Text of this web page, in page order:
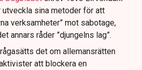
utveckla sina metoder för att
verksamheter” mot sabotage,
annars råder ”djungelns lag”.
det om allemansrätten
att blockera en